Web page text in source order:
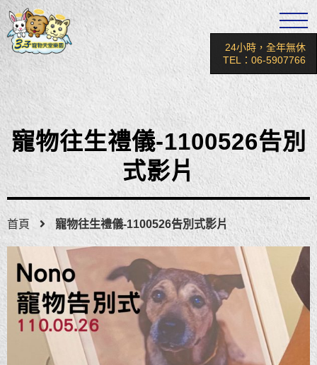
24小時，全年無休
TEL：06-5907766
寵物往生禮儀-1100526告別
式影片
首頁 寵物往生禮儀-1100526告別式影片